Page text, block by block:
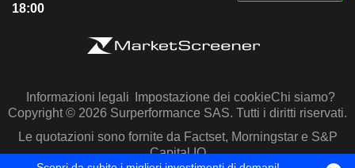
18:00
Informazioni legali Impostazione dei cookieChi siamo?
Copyright © 2026 Surperformance SAS. Tutti i diritti riservati.
Le quotazioni sono fornite da Factset, Morningstar e S&P
Capital IQ